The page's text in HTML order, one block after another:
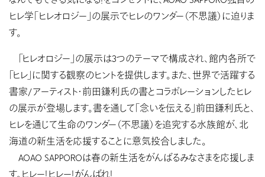
ヒレ学「ヒレオロジー」の展示でヒレのワンダー（不思議）に迫りま
す。
「ヒレオロジー」の展示は3つのテーマで構成され、館内各所で
「ヒレ」に関する観察のヒントを提供します。また、世界で活躍する
書家/アーティスト・前田鎌利氏の書とコラボレーションしたヒレ
の展示が登場します。書を通して「念いを伝える」前田鎌利氏と、
ヒレを通じて生命のワンダー（不思議）を追究する水族館が、北
海道の新生活を応援することに意気投合しました。
AOAO SAPPOROは春の新生活をがんばるみなさまを応援しま